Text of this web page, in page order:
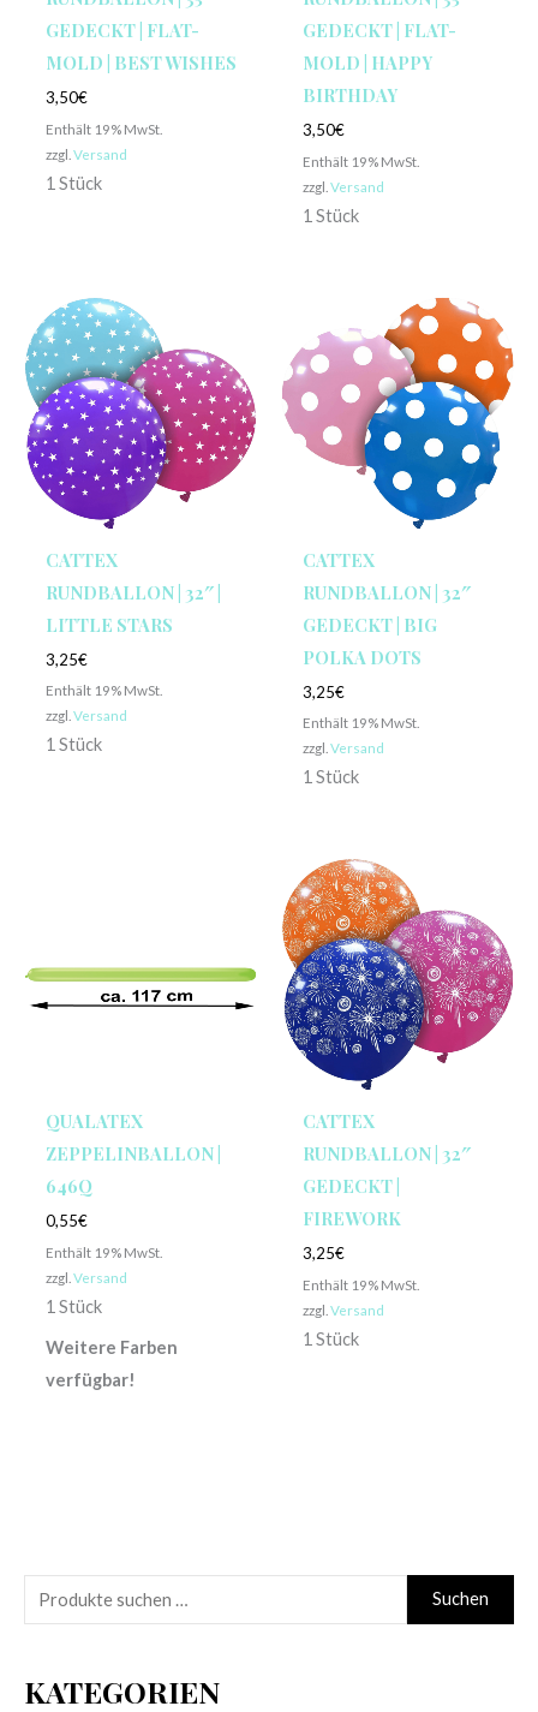
u
h
Suchen
KATEGORIEN
GEDECKT | FLAT-
MOLD | BEST WISHES
3,50€
Enthält 19% MwSt.
zzgl. Versand
1 Stück
GEDECKT | FLAT-
MOLD | HAPPY
BIRTHDAY
3,50€
Enthält 19% MwSt.
zzgl. Versand
1 Stück
CATTEX
RUNDBALLON | 32″ |
LITTLE STARS
3,25€
Enthält 19% MwSt.
zzgl. Versand
1 Stück
CATTEX
RUNDBALLON | 32″
GEDECKT | BIG
POLKA DOTS
3,25€
Enthält 19% MwSt.
zzgl. Versand
1 Stück
QUALATEX
ZEPPELINBALLON |
646Q
0,55€
Enthält 19% MwSt.
zzgl. Versand
1 Stück
Weitere Farben
verfügbar!
CATTEX
RUNDBALLON | 32″
GEDECKT |
FIREWORK
3,25€
Enthält 19% MwSt.
zzgl. Versand
1 Stück